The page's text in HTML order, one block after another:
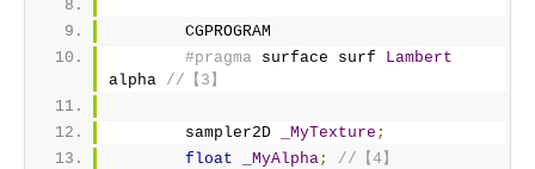
        CGPROGRAM
#pragma surface surf Lambert
alpha //【3】
        sampler2D
_MyTexture ;
float
_MyAlpha;
//【4】